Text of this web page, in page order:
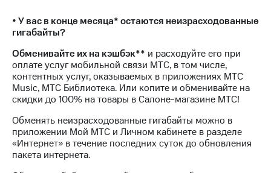
на
eSIM
Для дома
Выберите
и подключите
ТВ
с выгодным
Тарифы
Интернет,
и
ТВ
Личный
кабинет
спутникового
ТВ
Скачать
Мой
МТС
Акции
• У вас в конце месяца* остаются неизрасходованные
гигабайты?
Обменивайте их на кэшбэк** и расходуйте его при
оплате услуг мобильной связи МТС, в том числе,
контентных услуг, оказываемых в приложениях МТС
Music, МТС Библиотека. Или копите и обменивайте на
скидки до 100% на товары в Салоне-магазине МТС!
Обменять неизрасходованные гигабайты можно в
приложении Мой МТС и Личном кабинете в разделе
«Интернет» в течение последних суток до обновления
пакета интернета.